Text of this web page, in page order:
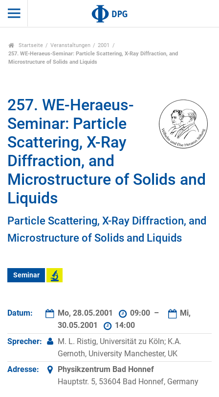
Startseite Veranstaltungen
2001
257. WE-Heraeus-Seminar: Particle Scattering, X-Ray Diffraction, and
Microstructure of Solids and Liquids
257. WE-Heraeus-
Seminar: Particle
Scattering, X-Ray
Diffraction, and
Microstructure of Solids and
Liquids
Particle Scattering, X-Ray Diffraction, and
Microstructure of Solids and Liquids
Seminar
Datum: Mo, 28.05.2001 09:00 –
Mi,
30.05.2001
14:00
Sprecher:
M. L. Ristig, Universität zu Köln; K.A.
Gernoth, University Manchester, UK
Adresse:
Physikzentrum Bad Honnef
Hauptstr. 5, 53604 Bad Honnef, Germany